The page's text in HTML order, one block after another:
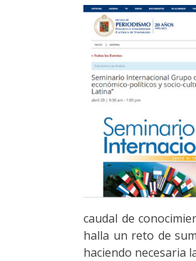
caudal de
halla un reto de
haciendo necesaria